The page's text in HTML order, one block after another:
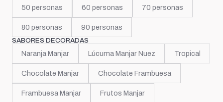
50 personas 60 personas 70 personas
80 personas 90 personas
SABORES DECORADAS
Naranja Manjar Lúcuma Manjar Nuez Tropical
Chocolate Manjar Chocolate Frambuesa
Frambuesa Manjar Frutos Manjar